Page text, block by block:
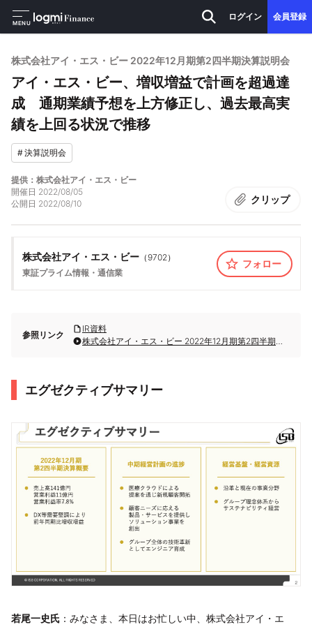
MENU
ログイン 会員登録
株式会社アイ・エス・ビー 2022年12月期第2四半期決算説明会
アイ・エス・ビー、増収増益で計画を超過達
成 通期業績予想を上方修正し、過去最高実
績を上回る状況で推移
#決算説明会
提供：株式会社アイ・エス・ビー
開催日 2022/08/05
公開日 2022/08/10 クリップ
株式会社アイ・エス・ビー （ 9702）
東証プライム情報・通信業
フォロー
参照リンク
IR資料
株式会社アイ・エス・ビー 2022年12月期第2四半期決算説明会
エグゼクティブサマリー
若尾一史氏 ：みなさま、本日はお忙しい中、株式会社アイ・エ